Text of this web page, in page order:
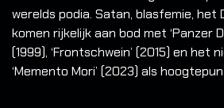
werelds podia. Satan, blasfemie, het
komen rijkelijk aan bod met ‘Panzer
(1999), ‘Frontschwein’ (2015) en het
‘Memento Mori’ (2023) als